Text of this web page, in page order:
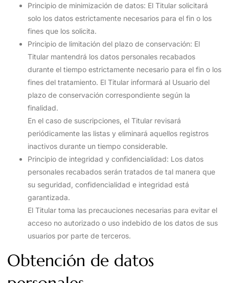
Principio de minimización de datos: El Titular solicitará
solo los datos estrictamente necesarios para el fin o los
fines que los solicita.
Principio de limitación del plazo de conservación: El
Titular mantendrá los datos personales recabados
durante el tiempo estrictamente necesario para el fin o los
fines del tratamiento. El Titular informará al Usuario del
plazo de conservación correspondiente según la
finalidad.
En el caso de suscripciones, el Titular revisará
periódicamente las listas y eliminará aquellos registros
inactivos durante un tiempo considerable.
Principio de integridad y confidencialidad: Los datos
personales recabados serán tratados de tal manera que
su seguridad, confidencialidad e integridad está
garantizada.
El Titular toma las precauciones necesarias para evitar el
acceso no autorizado o uso indebido de los datos de sus
usuarios por parte de terceros.
Obtención de datos